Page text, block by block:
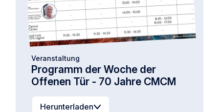
Programm der Woche der
Offenen Tür - 70 Jahre CMCM
Veranstaltung
Herunterladen